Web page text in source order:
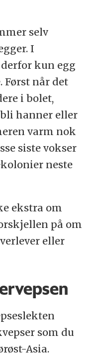
selv
I
kun egg
når det
i bolet,
hanner eller
varm nok
siste vokser
neste
ekstra om
på om
eller
som du
Asia.